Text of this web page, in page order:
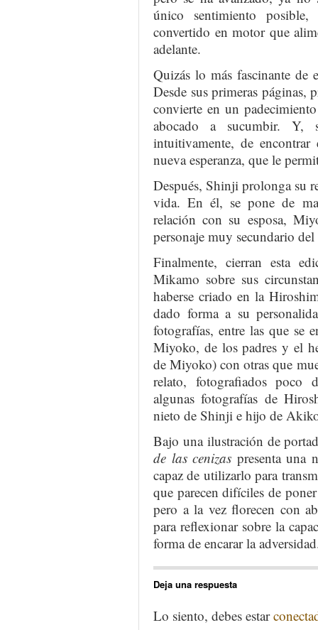
único sentimiento
convertido en motor que
adelante.
Quizás lo más fascinante de
Desde sus primeras páginas,
convierte en un
abocado a sucumbir. Y,
intuitivamente, de
nueva esperanza, que le
Después, Shinji prolonga su
vida. En él, se pone de
relación con su esposa,
personaje muy secundario
Finalmente, cierran esta
Mikamo sobre sus
haberse criado en la
dado forma a su
fotografías, entre las que se
Miyoko, de los padres y el
de Miyoko) con otras que
relato, fotografiados poco
algunas fotografías de
nieto de Shinji e hijo de
Bajo una ilustración de
de las cenizas presenta una
capaz de utilizarlo para
que parecen difíciles de
pero a la vez florecen con
para reflexionar sobre la
forma de encarar la
Deja una respuesta
Lo siento, debes estar